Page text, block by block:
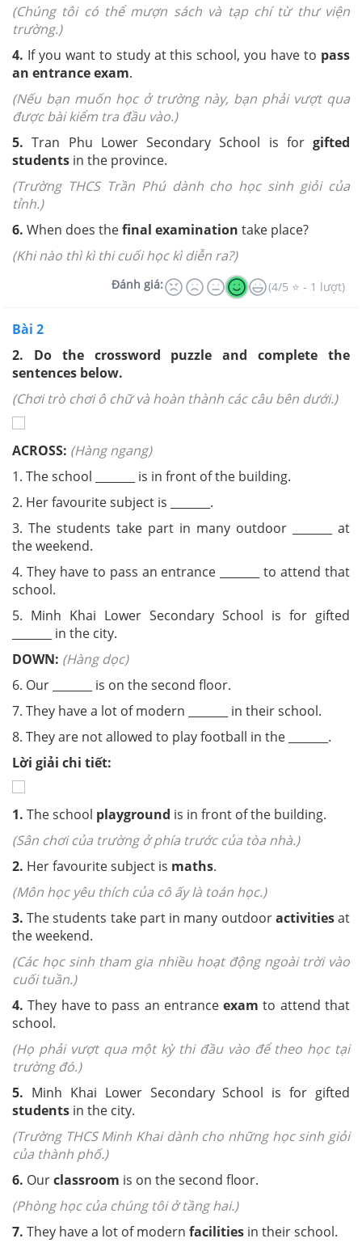
(Chúng tôi có thể mượn sách và tạp chí từ thư viện
trường.)
4. If you want to study at this school, you have to pass
an entrance exam.
(Nếu bạn muốn học ở trường này, bạn phải vượt qua
được bài kiểm tra đầu vào.)
5. Tran Phu Lower Secondary School is for gifted
students in the province.
(Trường THCS Trần Phú dành cho học sinh giỏi của
tỉnh.)
6. When does thefinal examination take place?
(Khi nào thì kì thi cuối học kì diễn ra?)
Đánh giá: (4/5 ⭐ - 1 lượt)
Bài 2
2. Do the crossword puzzle and complete the
sentences below.
(Chơi trò chơi ô chữ và hoàn thành các câu bên dưới.)
ACROSS: (Hàng ngang)
1. The school _______ is in front of the building.
2. Her favourite subject is _______.
3. The students take part in many outdoor _______ at
the weekend.
4. They have to pass an entrance _______ to attend that
school.
5. Minh Khai Lower Secondary School is for gifted
_______ in the city.
DOWN: (Hàng dọc)
6. Our _______ is on the second floor.
7. They have a lot of modern _______ in their school.
8. They are not allowed to play football in the _______.
Lời giải chi tiết:
1. The school playground is in front of the building.
(Sân chơi của trường ở phía trước của tòa nhà.)
2. Her favourite subject is maths.
(Môn học yêu thích của cô ấy là toán học.)
3.The students take part in many outdooractivitiesat
the weekend.
(Các học sinh tham gia nhiều hoạt động ngoài trời vào
cuối tuần.)
4. They have to pass an entranceexamto attend that
school.
(Họ phải vượt qua một kỳ thi đầu vào để theo học tại
trường đó.)
5. Minh Khai Lower Secondary School is for gifted
students in the city.
(Trường THCS Minh Khai dành cho những học sinh giỏi
của thành phố.)
6. Ourclassroom is on the second floor.
(Phòng học của chúng tôi ở tầng hai.)
7. They have a lot of modern facilities in their school.